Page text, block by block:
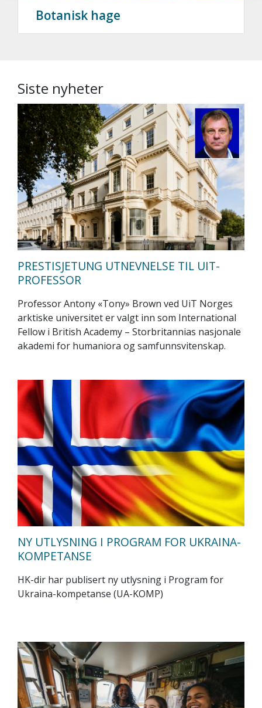
Botanisk hage
Siste nyheter
PRESTISJETUNG UTNEVNELSE TIL UIT-
PROFESSOR
Professor Antony «Tony» Brown ved UiT Norges
arktiske universitet er valgt inn som International
Fellow i British Academy – Storbritannias nasjonale
akademi for humaniora og samfunnsvitenskap.
NY UTLYSNING I PROGRAM FOR UKRAINA-
KOMPETANSE
HK-dir har publisert ny utlysning i Program for
Ukraina-kompetanse (UA-KOMP)